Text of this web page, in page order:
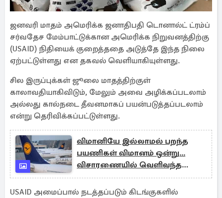
ஜனவரி மாதம் அமெரிக்க ஜனாதிபதி டொனால்ட் ட்ரம்ப்
சர்வதேச மேம்பாட்டுக்கான அமெரிக்க நிறுவனத்திற்கு
(USAID) நிதியைக் குறைத்ததை அடுத்தே இந்த நிலை
ஏற்பட்டுள்ளது என தகவல் வெளியாகியுள்ளது.
சில இருப்புக்கள் ஜூலை மாதத்திற்குள்
காலாவதியாகிவிடும், மேலும் அவை அழிக்கப்படலாம்
அல்லது கால்நடை தீவனமாகப் பயன்படுத்தப்படலாம்
என்று தெரிவிக்கப்பட்டுள்ளது.
விமானியே இல்லாமல் பறந்த
பயணிகள் விமானம் ஒன்று...
விசாரணையில் வெளிவந்த
பின்னணி
USAID அமைப்பால் நடத்தப்படும் கிடங்குகளில்